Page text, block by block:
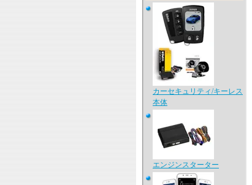
カーセキュリティ/キーレス
本体
エンジンスターター